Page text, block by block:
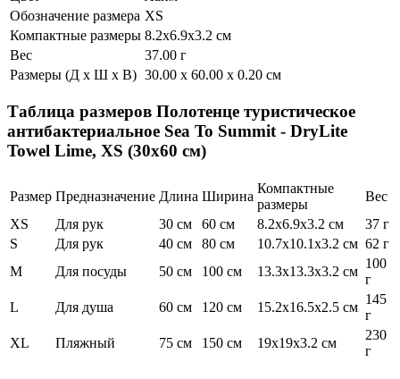
Обозначение размера XS
Компактные размеры 8.2x6.9x3.2 см
Вес
37.00 г
Размеры (Д х Ш х В) 30.00 x 60.00 x 0.20 см
Таблица размеров Полотенце туристическое
антибактериальное Sea To Summit - DryLite
Towel Lime, XS (30x60 см)
Размер Предназначение Длина Ширина
Компактные
размеры
Вес
XS
Для рук 30 см 60 см 8.2x6.9x3.2 см
37 г
S
Для рук 40 см 80 см 10.7x10.1x3.2 см 62 г
M
Для посуды 50 см 100 см 13.3x13.3x3.2 см
100
г
L
Для душа 60 см 120 см 15.2x16.5x2.5 см
145
г
XL
Пляжный 75 см 150 см 19x19x3.2 см
230
г